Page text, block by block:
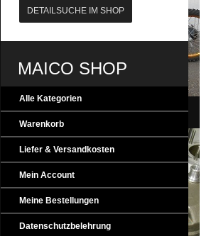
MAICO_Evolution
MAICO SHOP
Alle Kategorien
Warenkorb
Liefer & Versandkosten
Mein Account
Meine Bestellungen
Datenschutzbelehrung